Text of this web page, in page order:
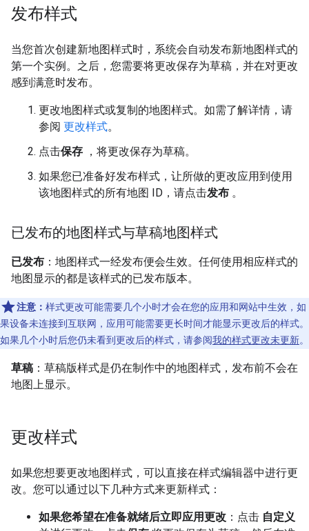
发布样式
当您首次创建新地图样式时，系统会自动发布新地图样式的
第一个实例。之后，您需要将更改保存为草稿，并在对更改
感到满意时发布。
更改地图样式或复制的地图样式。如需了解详情，请
参阅 更改样式。
点击保存 ，将更改保存为草稿。
如果您已准备好发布样式，让所做的更改应用到使用
该地图样式的所有地图 ID，请点击发布 。
已发布的地图样式与草稿地图样式
已发布 ：地图样式一经发布便会生效。任何使用相应样式的
地图显示的都是该样式的已发布版本。
注意： 样式更改可能需要几个小时才会在您的应用和网站中生效，如
果设备未连接到互联网，应用可能需要更长时间才能显示更改后的样式。
如果几个小时后您仍未看到更改后的样式，请参阅我的样式更改未更新。
草稿 ：草稿版样式是仍在制作中的地图样式，发布前不会在
地图上显示。
更改样式
如果您想要更改地图样式，可以直接在样式编辑器中进行更
改。您可以通过以下几种方式来更新样式：
如果您希望在准备就绪后立即应用更改 ：点击 自定义